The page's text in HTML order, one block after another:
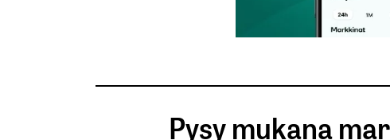
Pysy mukana